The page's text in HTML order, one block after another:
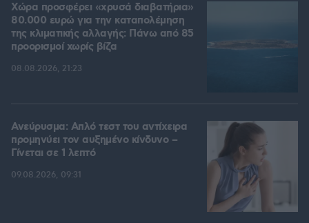
Χώρα προσφέρει «χρυσά διαβατήρια»
80.000 ευρώ για την καταπολέμηση
της κλιματικής αλλαγής: Πάνω από 85
προορισμοί χωρίς βίζα
08.08.2026, 21:23
Ανεύρυσμα: Απλό τεστ του αντίχειρα
προμηνύει τον αυξημένο κίνδυνο –
Γίνεται σε 1 λεπτό
09.08.2026, 09:31